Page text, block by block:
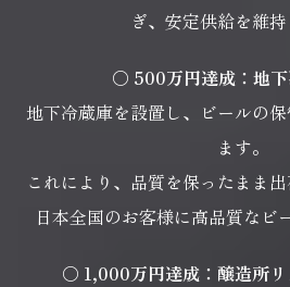
ぎ、安定供給を維持
〇 500万円達成：地
地下冷蔵庫を設置し、ビールの
ます。
これにより、品質を保ったまま出
日本全国のお客様に高品質なビ
〇 1,000万円達成：醸造所